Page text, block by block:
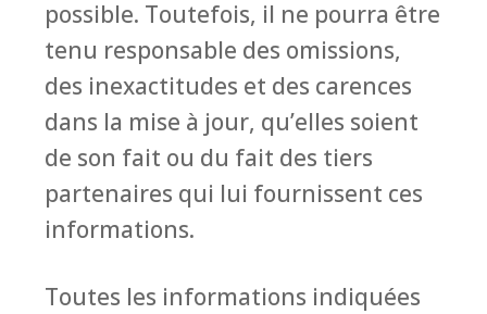
possible. Toutefois, il ne pourra être
tenu responsable des omissions,
des inexactitudes et des carences
dans la mise à jour, qu’elles soient
de son fait ou du fait des tiers
partenaires qui lui fournissent ces
informations.
Toutes les informations indiquées